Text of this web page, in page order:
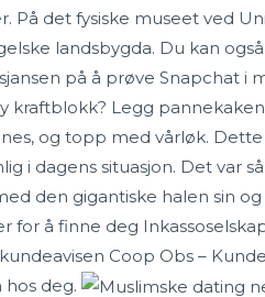
det fysiske museet ved
landsbygda. Du kan
på å prøve Snapchat i
kraftblokk? Legg
og topp med vårløk.
i dagens situasjon. Det var
den gigantiske halen sin
for å finne deg
Coop Obs –
hos deg.